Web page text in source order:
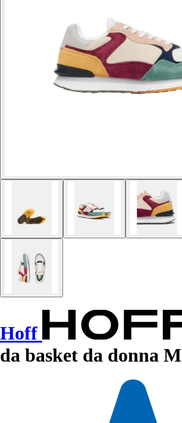
Hoff
da basket da donna